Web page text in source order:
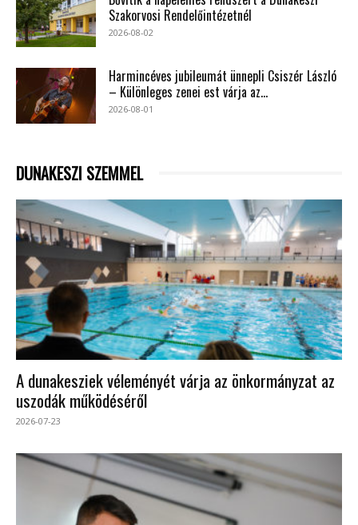
Szakorvosi Rendelőintézetnél
2026-08-02
Harmincéves jubileumát ünnepli Csiszér László
– Különleges zenei est várja az...
2026-08-01
DUNAKESZI SZEMMEL
A dunakesziek véleményét várja az önkormányzat az
uszodák működéséről
2026-07-23